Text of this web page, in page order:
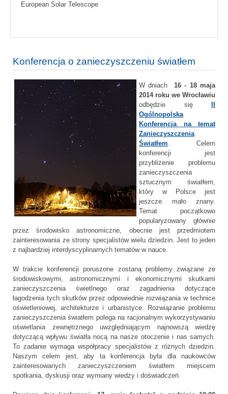
European Solar Telescope
Konferencja o zanieczyszczeniu światłem
W dniach 16 - 18 maja
2014 roku we Wrocławiu
odbędzie się II
Ogólnopolska
Konferencja na temat
Zanieczyszczenia
Światłem . Celem
konferencji jest
przybliżenie problemu
zanieczyszczenia
sztucznym światłem,
który w Polsce jest
jeszcze mało znany.
Temat początkowo
popularyzowany głównie
przez środowisko astronomiczne, obecnie jest przedmiotem
zainteresowania ze strony specjalistów wielu dziedzin. Jest to jeden
z najbardziej interdyscyplinarnych tematów w nauce.
W trakcie konferencji poruszone zostaną problemy związane ze
środowiskowymi, astronomicznymi i ekonomicznymi skutkami
zanieczyszczenia świetlnego oraz zagadnienia dotyczące
łagodzenia tych skutków przez odpowiednie rozwiązania w technice
oświetleniowej, architekturze i urbanistyce. Rozwiązanie problemu
zanieczyszczenia światłem polega na racjonalnym wykorzystywaniu
oświetlania zewnętrznego uwzględniającym najnowszą wiedzę
dotyczącą wpływu światła nocą na nasze otoczenie i nas samych.
To zadanie wymaga współpracy specjalistów z różnych dziedzin.
Naszym celem jest, aby ta konferencja była dla naukowców
zainteresowanych zanieczyszczeniem światłem miejscem
spotkania, dyskusji oraz wymiany wiedzy i doświadczeń.